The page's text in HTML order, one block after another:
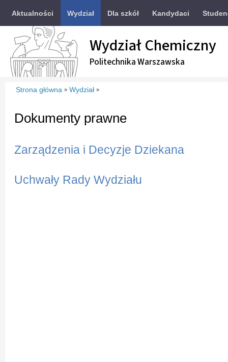
Aktualności Wydział Dla szkół Kandydaci
Wydział Chemiczny
Politechnika Warszawska
Strona główna » Wydział »
Dokumenty prawne
Zarządzenia i Decyzje Dziekana
Uchwały Rady Wydziału